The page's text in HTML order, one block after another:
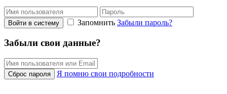
Войти в систему Запомнить Забыли пароль?
Забыли свои данные?
Сброс пароля Я помню свои подробности